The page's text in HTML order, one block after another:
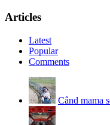
Articles
Latest
Popular
Comments
Când mama